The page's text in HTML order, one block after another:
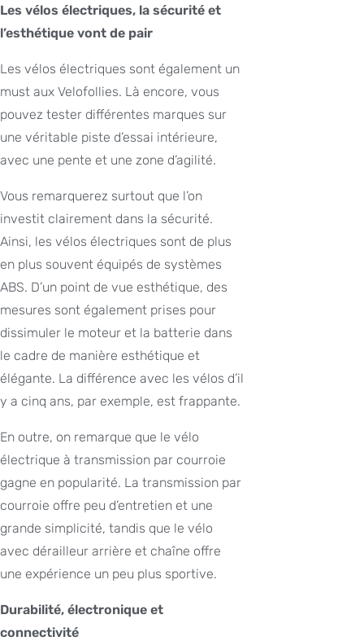
Les vélos électriques, la sécurité et
l’esthétique vont de pair
Les vélos électriques sont également un
must aux Velofollies. Là encore, vous
pouvez tester différentes marques sur
une véritable piste d’essai intérieure,
avec une pente et une zone d’agilité.
Vous remarquerez surtout que l’on
investit clairement dans la sécurité.
Ainsi, les vélos électriques sont de plus
en plus souvent équipés de systèmes
ABS. D’un point de vue esthétique, des
mesures sont également prises pour
dissimuler le moteur et la batterie dans
le cadre de manière esthétique et
élégante. La différence avec les vélos d’il
y a cinq ans, par exemple, est frappante.
En outre, on remarque que le vélo
électrique à transmission par courroie
gagne en popularité. La transmission par
courroie offre peu d’entretien et une
grande simplicité, tandis que le vélo
avec dérailleur arrière et chaîne offre
une expérience un peu plus sportive.
Durabilité, électronique et
connectivité